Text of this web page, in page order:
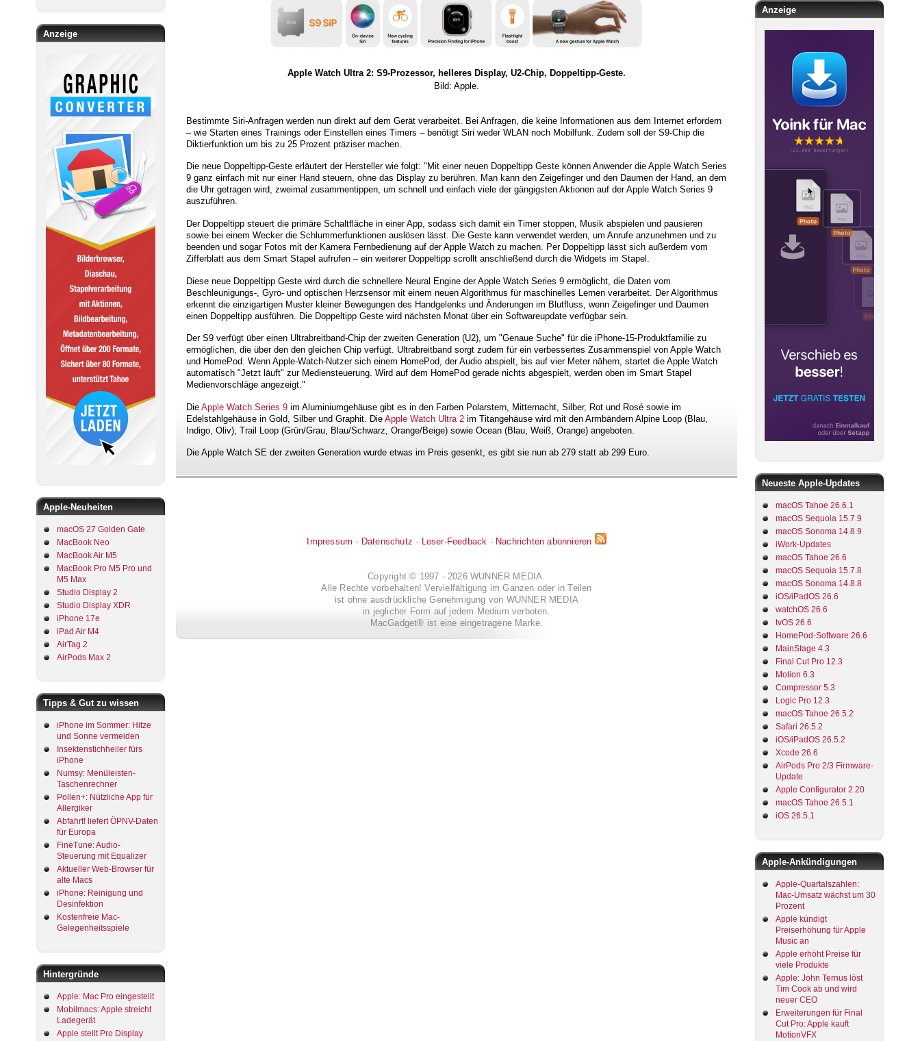
Anzeige
Apple-Neuheiten
macOS 27 Golden Gate
MacBook Neo
MacBook Air M5
MacBook Pro M5 Pro und
M5 Max
Studio Display 2
Studio Display XDR
iPhone 17e
iPad Air M4
AirTag 2
AirPods Max 2
Tipps & Gut zu wissen
iPhone im Sommer: Hitze
und Sonne vermeiden
Insektenstichheiler fürs
iPhone
Numsy: Menüleisten-
Taschenrechner
Pollen+: Nützliche App für
Allergiker
Abfahrt! liefert ÖPNV-Daten
für Europa
FineTune: Audio-
Steuerung mit Equalizer
Aktueller Web-Browser für
alte Macs
iPhone: Reinigung und
Desinfektion
Kostenfreie Mac-
Gelegenheitsspiele
Hintergründe
Apple: Mac Pro eingestellt
Mobilmacs: Apple streicht
Ladegerät
Apple stellt Pro Display
Apple Watch Ultra 2: S9-Prozessor, helleres Display, U2-Chip, Doppeltipp-Geste.
Bild: Apple.
Bestimmte Siri-Anfragen werden nun direkt auf dem Gerät verarbeitet. Bei Anfragen, die keine Informationen aus dem Internet erfordern
– wie Starten eines Trainings oder Einstellen eines Timers – benötigt Siri weder WLAN noch Mobilfunk. Zudem soll der S9-Chip die
Diktierfunktion um bis zu 25 Prozent präziser machen.
Die neue Doppeltipp-Geste erläutert der Hersteller wie folgt: "Mit einer neuen Doppeltipp Geste können Anwender die Apple Watch Series
9 ganz einfach mit nur einer Hand steuern, ohne das Display zu berühren. Man kann den Zeigefinger und den Daumen der Hand, an dem
die Uhr getragen wird, zweimal zusammentippen, um schnell und einfach viele der gängigsten Aktionen auf der Apple Watch Series 9
auszuführen.
Der Doppeltipp steuert die primäre Schaltfläche in einer App, sodass sich damit ein Timer stoppen, Musik abspielen und pausieren
sowie bei einem Wecker die Schlummerfunktionen auslösen lässt. Die Geste kann verwendet werden, um Anrufe anzunehmen und zu
beenden und sogar Fotos mit der Kamera Fernbedienung auf der Apple Watch zu machen. Per Doppeltipp lässt sich außerdem vom
Zifferblatt aus dem Smart Stapel aufrufen – ein weiterer Doppeltipp scrollt anschließend durch die Widgets im Stapel.
Diese neue Doppeltipp Geste wird durch die schnellere Neural Engine der Apple Watch Series 9 ermöglicht, die Daten vom
Beschleunigungs-, Gyro- und optischen Herzsensor mit einem neuen Algorithmus für maschinelles Lernen verarbeitet. Der Algorithmus
erkennt die einzigartigen Muster kleiner Bewegungen des Handgelenks und Änderungen im Blutfluss, wenn Zeigefinger und Daumen
einen Doppeltipp ausführen. Die Doppeltipp Geste wird nächsten Monat über ein Softwareupdate verfügbar sein.
Der S9 verfügt über einen Ultrabreitband-Chip der zweiten Generation (U2), um "Genaue Suche" für die iPhone-15-Produktfamilie zu
ermöglichen, die über den den gleichen Chip verfügt. Ultrabreitband sorgt zudem für ein verbessertes Zusammenspiel von Apple Watch
und HomePod. Wenn Apple-Watch-Nutzer sich einem HomePod, der Audio abspielt, bis auf vier Meter nähern, startet die Apple Watch
automatisch "Jetzt läuft" zur Mediensteuerung. Wird auf dem HomePod gerade nichts abgespielt, werden oben im Smart Stapel
Medienvorschläge angezeigt."
Die Apple Watch Series 9 im Aluminiumgehäuse gibt es in den Farben Polarstern, Mitternacht, Silber, Rot und Rosé sowie im
Edelstahlgehäuse in Gold, Silber und Graphit. Die Apple Watch Ultra 2 im Titangehäuse wird mit den Armbändern Alpine Loop (Blau,
Indigo, Oliv), Trail Loop (Grün/Grau, Blau/Schwarz, Orange/Beige) sowie Ocean (Blau, Weiß, Orange) angeboten.
Die Apple Watch SE der zweiten Generation wurde etwas im Preis gesenkt, es gibt sie nun ab 279 statt ab 299 Euro.
Impressum - Datenschutz - Leser-Feedback - Nachrichten abonnieren
Copyright © 1997 - 2026 WUNNER MEDIA.
Alle Rechte vorbehalten! Vervielfältigung im Ganzen oder in Teilen
ist ohne ausdrückliche Genehmigung von WUNNER MEDIA
in jeglicher Form auf jedem Medium verboten.
MacGadget® ist eine eingetragene Marke.
Anzeige
Neueste Apple-Updates
macOS Tahoe 26.6.1
macOS Sequoia 15.7.9
macOS Sonoma 14.8.9
iWork-Updates
macOS Tahoe 26.6
macOS Sequoia 15.7.8
macOS Sonoma 14.8.8
iOS/iPadOS 26.6
watchOS 26.6
tvOS 26.6
HomePod-Software 26.6
MainStage 4.3
Final Cut Pro 12.3
Motion 6.3
Compressor 5.3
Logic Pro 12.3
macOS Tahoe 26.5.2
Safari 26.5.2
iOS/iPadOS 26.5.2
Xcode 26.6
AirPods Pro 2/3 Firmware-
Update
Apple Configurator 2.20
macOS Tahoe 26.5.1
iOS 26.5.1
Apple-Ankündigungen
Apple-Quartalszahlen:
Mac-Umsatz wächst um 30
Prozent
Apple kündigt
Preiserhöhung für Apple
Music an
Apple erhöht Preise für
viele Produkte
Apple: John Ternus löst
Tim Cook ab und wird
neuer CEO
Erweiterungen für Final
Cut Pro: Apple kauft
MotionVFX